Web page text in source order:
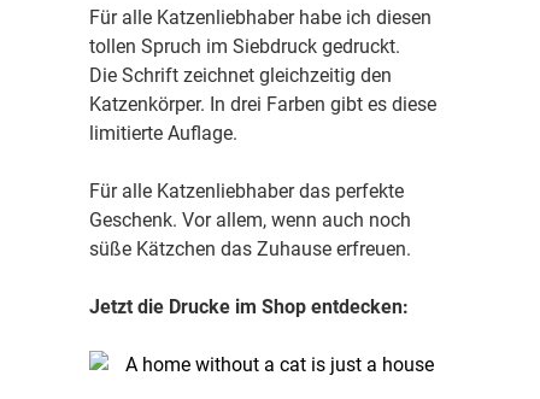
Für alle Katzenliebhaber habe ich diesen
tollen Spruch im Siebdruck gedruckt.
Die Schrift zeichnet gleichzeitig den
Katzenkörper. In drei Farben gibt es diese
limitierte Auflage.
Für alle Katzenliebhaber das perfekte
Geschenk. Vor allem, wenn auch noch
süße Kätzchen das Zuhause erfreuen.
Jetzt die Drucke im Shop entdecken: